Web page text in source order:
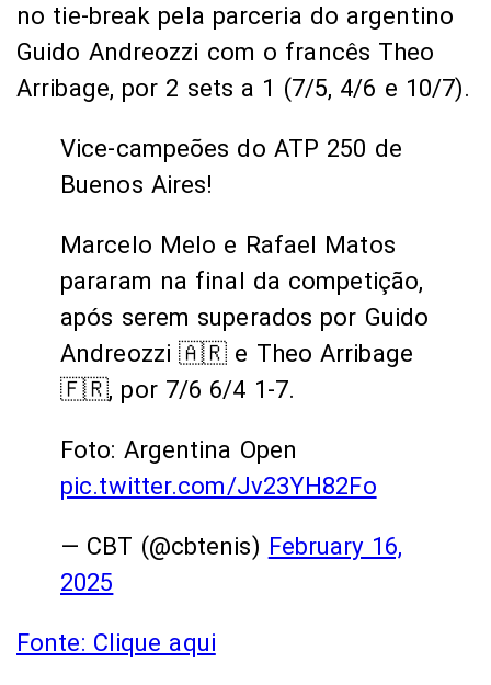
no tie-break pela parceria do argentino
Guido Andreozzi com o francês Theo
Arribage, por 2 sets a 1 (7/5, 4/6 e 10/7).
Vice-campeões do ATP 250 de
Buenos Aires!
Marcelo Melo e Rafael Matos
pararam na final da competição,
após serem superados por Guido
Andreozzi 🇦🇷 e Theo Arribage
🇫🇷, por 7/6 6/4 1-7.
Foto: Argentina Open
pic.twitter.com/Jv23YH82Fo
— CBT (@cbtenis) February 16,
2025
Fonte: Clique aqui